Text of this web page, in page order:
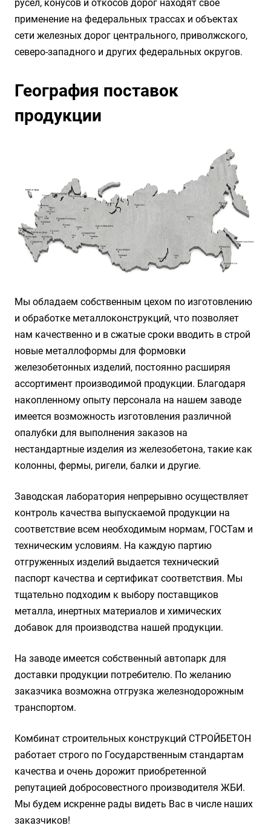
русел, конусов и откосов дорог находят свое
применение на федеральных трассах и объектах
сети железных дорог центрального, приволжского,
северо-западного и других федеральных округов.
География поставок
продукции
Мы обладаем собственным цехом по изготовлению
и обработке металлоконструкций, что позволяет
нам качественно и в сжатые сроки вводить в строй
новые металлоформы для формовки
железобетонных изделий, постоянно расширяя
ассортимент производимой продукции. Благодаря
накопленному опыту персонала на нашем заводе
имеется возможность изготовления различной
опалубки для выполнения заказов на
нестандартные изделия из железобетона, такие как
колонны, фермы, ригели, балки и другие.
Заводская лаборатория непрерывно осуществляет
контроль качества выпускаемой продукции на
соответствие всем необходимым нормам, ГОСТам и
техническим условиям. На каждую партию
отгруженных изделий выдается технический
паспорт качества и сертификат соответствия. Мы
тщательно подходим к выбору поставщиков
металла, инертных материалов и химических
добавок для производства нашей продукции.
На заводе имеется собственный автопарк для
доставки продукции потребителю. По желанию
заказчика возможна отгрузка железнодорожным
транспортом.
Комбинат строительных конструкций СТРОЙБЕТОН
работает строго по Государственным стандартам
качества и очень дорожит приобретенной
репутацией добросовестного производителя ЖБИ.
Мы будем искренне рады видеть Вас в числе наших
заказчиков!